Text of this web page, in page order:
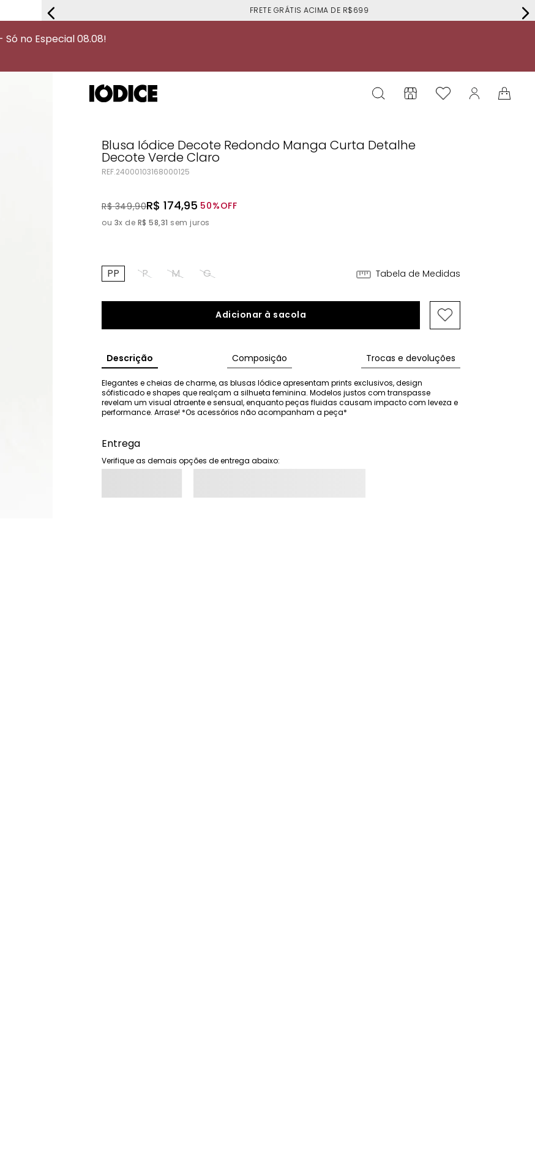
FRETE GRÁTIS ACIMA DE R$699
Só no Especial 08.08!
Blusa Iódice Decote Redondo Manga Curta Detalhe
Decote Verde Claro
REF.24000103168000125
R$ 349,90R$ 174,95 50%OFF
ou 3x de R$ 58,31 sem juros
PP P M G Tabela de Medidas
Adicionar à sacola
Descrição Composição Trocas e devoluções
Elegantes e cheias de charme, as blusas Iódice apresentam prints exclusivos, design
sófisticado e shapes que realçam a silhueta feminina. Modelos justos com transpasse
revelam um visual atraente e sensual, enquanto peças fluidas causam impacto com leveza e
performance. Arrase! *Os acessórios não acompanham a peça*
Entrega
Verifique as demais opções de entrega abaixo: